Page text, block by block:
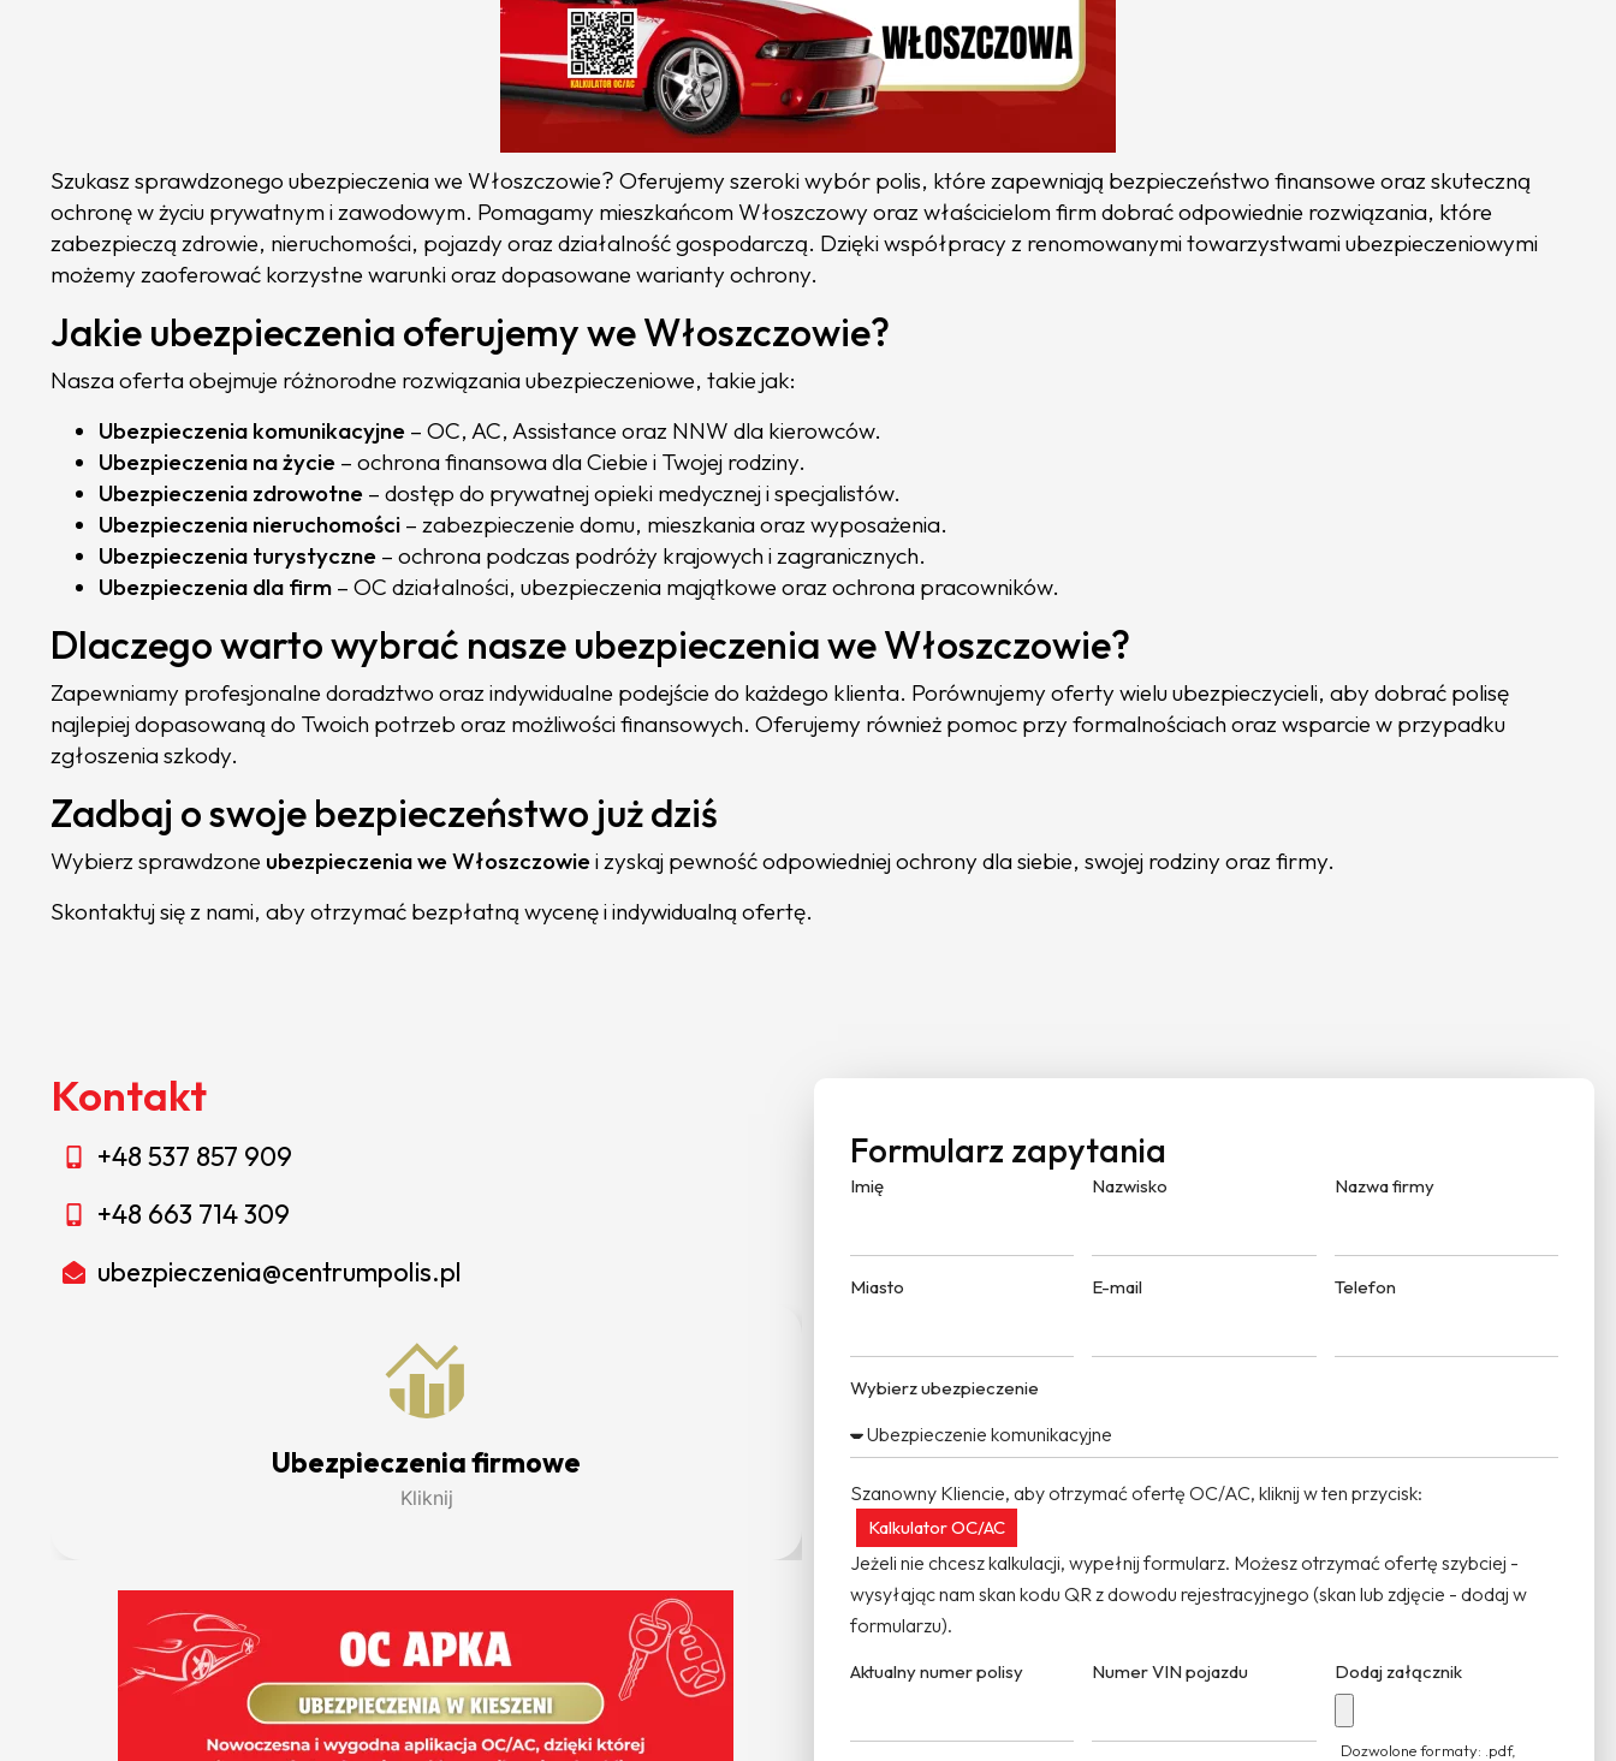
Szukasz sprawdzonego ubezpieczenia we Włoszczowie? Oferujemy szeroki wybór polis, które zapewniają bezpieczeństwo finansowe oraz skuteczną
ochronę w życiu prywatnym i zawodowym. Pomagamy mieszkańcom Włoszczowy oraz właścicielom firm dobrać odpowiednie rozwiązania, które
zabezpieczą zdrowie, nieruchomości, pojazdy oraz działalność gospodarczą. Dzięki współpracy z renomowanymi towarzystwami ubezpieczeniowymi
możemy zaoferować korzystne warunki oraz dopasowane warianty ochrony.
Jakie ubezpieczenia oferujemy we Włoszczowie?
Nasza oferta obejmuje różnorodne rozwiązania ubezpieczeniowe, takie jak:
Ubezpieczenia komunikacyjne – OC, AC, Assistance oraz NNW dla kierowców.
Ubezpieczenia na życie – ochrona finansowa dla Ciebie i Twojej rodziny.
Ubezpieczenia zdrowotne – dostęp do prywatnej opieki medycznej i specjalistów.
Ubezpieczenia nieruchomości – zabezpieczenie domu, mieszkania oraz wyposażenia.
Ubezpieczenia turystyczne – ochrona podczas podróży krajowych i zagranicznych.
Ubezpieczenia dla firm – OC działalności, ubezpieczenia majątkowe oraz ochrona pracowników.
Dlaczego warto wybrać nasze ubezpieczenia we Włoszczowie?
Zapewniamy profesjonalne doradztwo oraz indywidualne podejście do każdego klienta. Porównujemy oferty wielu ubezpieczycieli, aby dobrać polisę
najlepiej dopasowaną do Twoich potrzeb oraz możliwości finansowych. Oferujemy również pomoc przy formalnościach oraz wsparcie w przypadku
zgłoszenia szkody.
Zadbaj o swoje bezpieczeństwo już dziś
Wybierz sprawdzone ubezpieczenia we Włoszczowie i zyskaj pewność odpowiedniej ochrony dla siebie, swojej rodziny oraz firmy.
Skontaktuj się z nami, aby otrzymać bezpłatną wycenę i indywidualną ofertę.
Kontakt
+48 537 857 909
+48 663 714 309
ubezpieczenia@centrumpolis.pl
Ubezpieczenia firmowe
Kliknij
Ubezpieczenia majątkowe
Kliknij
Formularz zapytania
Imię Nazwisko Nazwa firmy
Miasto E-mail Telefon
Wybierz ubezpieczenie
Szanowny Kliencie, aby otrzymać ofertę OC/AC, kliknij w ten przycisk:
Kalkulator OC/AC
Jeżeli nie chcesz kalkulacji, wypełnij formularz. Możesz otrzymać ofertę szybciej -
wysyłając nam skan kodu QR z dowodu rejestracyjnego (skan lub zdjęcie - dodaj w
formularzu).
Aktualny numer polisy Numer VIN pojazdu Dodaj załącznik
Dozwolone formaty: .pdf,